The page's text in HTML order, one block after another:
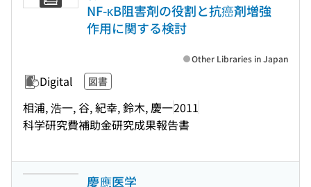
NF-κB阻害剤の役割と抗癌剤増強
作用に関する検討
Digital 図書
相浦, 浩一, 谷, 紀幸, 鈴木, 慶一2011
科学研究費補助金研究成果報告書
Other Libraries in Japan
慶應医学